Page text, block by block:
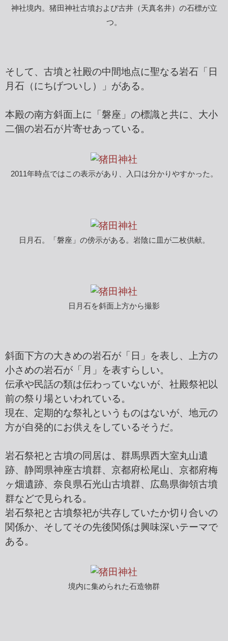
神社境内。猪田神社古墳および古井（天真名井）の石標が立
つ。
そして、古墳と社殿の中間地点に聖なる岩石「日
月石（にちげついし）」がある。
本殿の南方斜面上に「磐座」の標識と共に、大小
二個の岩石が片寄せあっている。
2011年時点ではこの表示があり、入口は分かりやすかった。
日月石。「磐座」の傍示がある。岩陰に皿が二枚供献。
日月石を斜面上方から撮影
斜面下方の大きめの岩石が「日」を表し、上方の
小さめの岩石が「月」を表すらしい。
伝承や民話の類は伝わっていないが、社殿祭祀以
前の祭り場といわれている。
現在、定期的な祭礼というものはないが、地元の
方が自発的にお供えをしているそうだ。
岩石祭祀と古墳の同居は、群馬県西大室丸山遺
跡、静岡県神座古墳群、京都府松尾山、京都府梅
ヶ畑遺跡、奈良県石光山古墳群、広島県御領古墳
群などで見られる。
岩石祭祀と古墳祭祀が共存していたか切り合いの
関係か、そしてその先後関係は興味深いテーマで
ある。
境内に集められた石造物群